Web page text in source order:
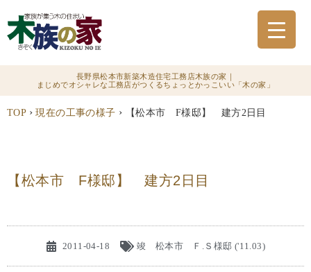
長野県松本市新築木造住宅工務店木族の家｜
まじめでオシャレな工務店がつくるちょっとかっこいい「木の家」
TOP › 現在の工事の様子 › 【松本市 F様邸】 建方2日目
【松本市 F様邸】 建方2日目
2011-04-18 竣 松本市 Ｆ.Ｓ様邸 ('11.03)